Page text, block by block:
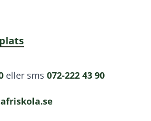
eller sms 072-222 43 90